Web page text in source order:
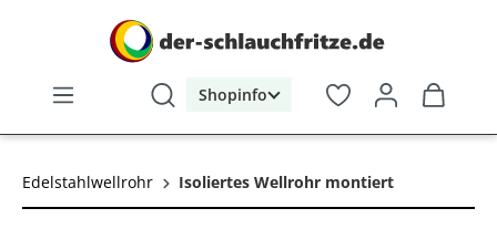
Shopinfo
Edelstahlwellrohr Isoliertes Wellrohr montiert